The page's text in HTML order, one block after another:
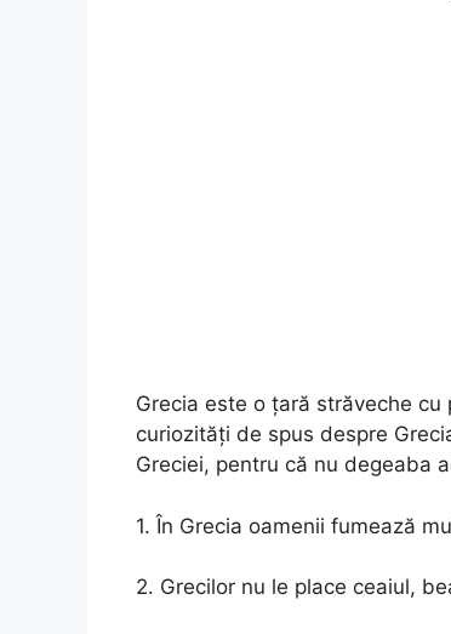
Grecia este o țară străveche
curiozități de spus despre
Greciei, pentru că nu degeaba
1. În Grecia oamenii fumează
2. Grecilor nu le place ceaiul,